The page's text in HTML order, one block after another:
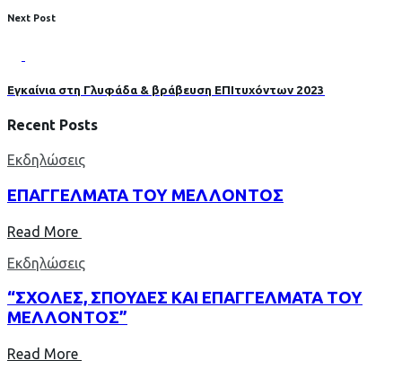
Next Post
Εγκαίνια στη Γλυφάδα & βράβευση ΕΠΙτυχόντων 2023
Recent Posts
Εκδηλώσεις
ΕΠΑΓΓΕΛΜΑΤΑ ΤΟΥ ΜΕΛΛΟΝΤΟΣ
Read More
Εκδηλώσεις
“ΣΧΟΛΕΣ, ΣΠΟΥΔΕΣ ΚΑΙ ΕΠΑΓΓΕΛΜΑΤΑ ΤΟΥ
ΜΕΛΛΟΝΤΟΣ”
Read More